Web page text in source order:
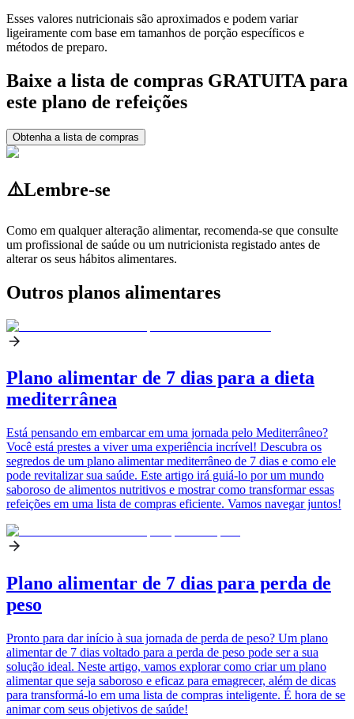
Esses valores nutricionais são aproximados e podem variar
ligeiramente com base em tamanhos de porção específicos e
métodos de preparo.
Baixe a lista de compras GRATUITA para
este plano de refeições
Obtenha a lista de compras
⚠️Lembre-se
Como em qualquer alteração alimentar, recomenda-se que consulte
um profissional de saúde ou um nutricionista registado antes de
alterar os seus hábitos alimentares.
Outros planos alimentares
Plano alimentar de 7 dias para a dieta
mediterrânea
Está pensando em embarcar em uma jornada pelo Mediterrâneo?
Você está prestes a viver uma experiência incrível! Descubra os
segredos de um plano alimentar mediterrâneo de 7 dias e como ele
pode revitalizar sua saúde. Este artigo irá guiá-lo por um mundo
saboroso de alimentos nutritivos e mostrar como transformar essas
refeições em uma lista de compras eficiente. Vamos navegar juntos!
Plano alimentar de 7 dias para perda de
peso
Pronto para dar início à sua jornada de perda de peso? Um plano
alimentar de 7 dias voltado para a perda de peso pode ser a sua
solução ideal. Neste artigo, vamos explorar como criar um plano
alimentar que seja saboroso e eficaz para emagrecer, além de dicas
para transformá-lo em uma lista de compras inteligente. É hora de se
animar com seus objetivos de saúde!